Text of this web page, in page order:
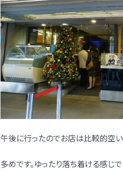
午後に行ったのでお店は比較的空
多めです。ゆったり落ち着ける感じで